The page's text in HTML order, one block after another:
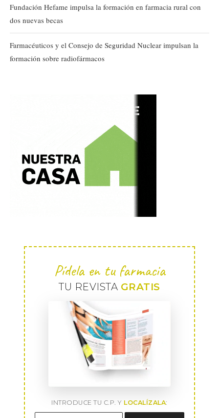
Fundación Hefame impulsa la formación en farmacia rural con
dos nuevas becas
Farmacéuticos y el Consejo de Seguridad Nuclear impulsan la
formación sobre radiofármacos
Pídela en tu farmacia
TU REVISTA GRATIS
INTRODUCE TU C.P. Y LOCALÍZALA: